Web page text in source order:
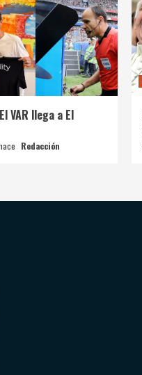
VAR llega a El
Redacción